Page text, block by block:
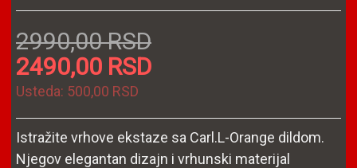
2990,00 RSD
2490,00 RSD
Usteda: 500,00 RSD
Istražite vrhove ekstaze sa Carl.L-Orange dildom.
Njegov elegantan dizajn i vrhunski materijal